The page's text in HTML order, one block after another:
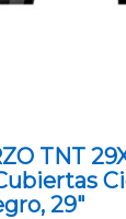
TNT
29"